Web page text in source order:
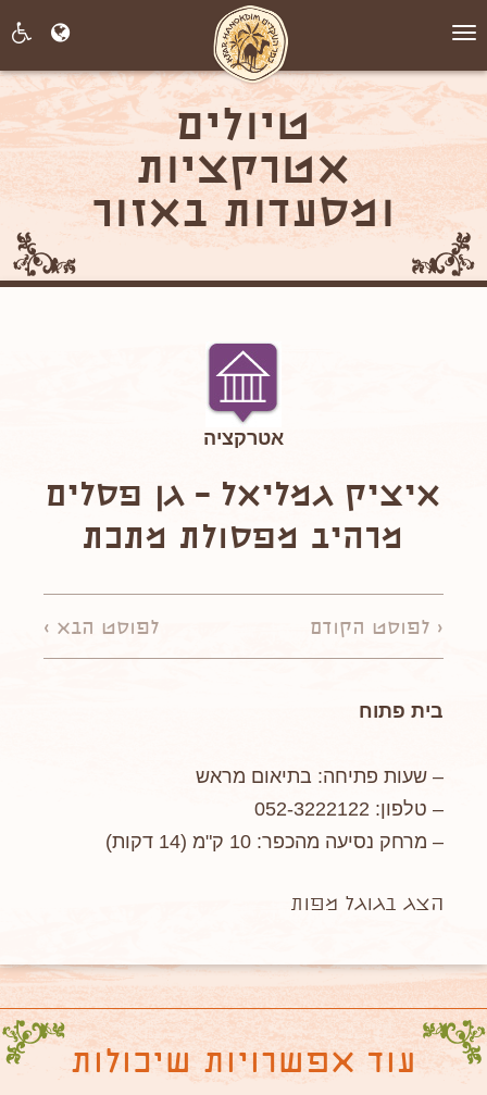
תפריט
טיולים
אטרקציות
ומסעדות באזור
אטרקציה
איציק גמליאל – גן פסלים
מרהיב מפסולת מתכת
לפוסט הבא > < לפוסט הקודם
בית פתוח
– שעות פתיחה: בתיאום מראש
– טלפון: 052-3222122
– מרחק נסיעה מהכפר: 10 ק"מ (14 דקות)
הצג בגוגל מפות
עוד אפשרויות שיכולות